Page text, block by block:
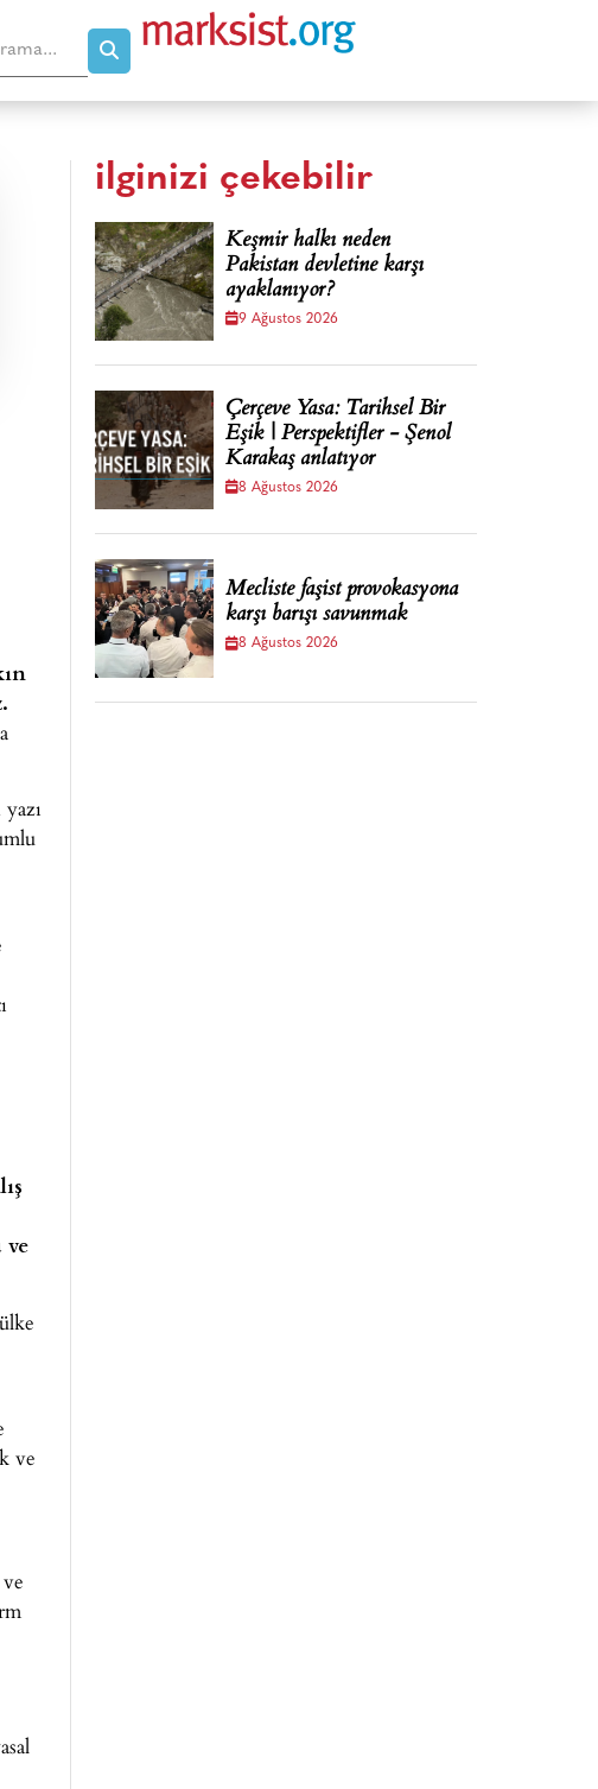
ve
ve
ilginizi çekebilir
Keşmir halkı neden
Pakistan devletine karşı
ayaklanıyor?
9 Ağustos 2026
Çerçeve Yasa: Tarihsel Bir
Eşik | Perspektifler - Şenol
Karakaş anlatıyor
8 Ağustos 2026
Mecliste faşist provokasyona
karşı barışı savunmak
8 Ağustos 2026